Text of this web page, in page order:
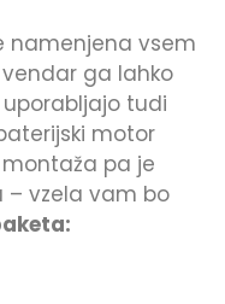
namenjena vsem
vendar ga lahko
tudi
motor
pa je
– vzela vam bo